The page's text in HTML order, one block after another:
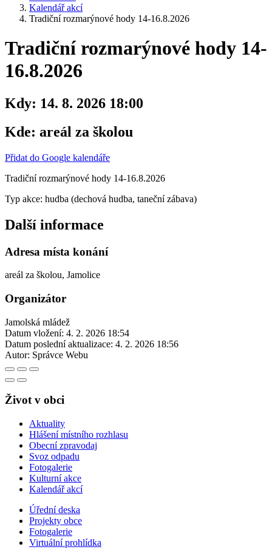
Kalendář akcí
Tradiční rozmarýnové hody 14-16.8.2026
Tradiční rozmarýnové hody 14-
16.8.2026
Kdy: 14. 8. 2026 18:00
Kde: areál za školou
Přidat do Google kalendáře
Tradiční rozmarýnové hody 14-16.8.2026
Typ akce: hudba (dechová hudba, taneční zábava)
Další informace
Adresa místa konání
areál za školou, Jamolice
Organizátor
Jamolská mládež
Datum vložení: 4. 2. 2026 18:54
Datum poslední aktualizace: 4. 2. 2026 18:56
Autor: Správce Webu
Život v obci
Aktuality
Hlášení místního rozhlasu
Obecní zpravodaj
Svoz odpadu
Fotogalerie
Kulturní akce
Kalendář akcí
Úřední deska
Projekty obce
Fotogalerie
Virtuální prohlídka